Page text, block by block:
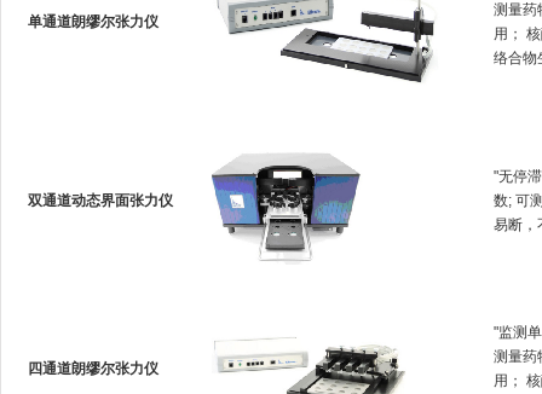
单通道朗缪尔张力仪
测量药
用
络合物
双通道动态界面张力仪
"无停
数; 可
易断
四通道朗缪尔张力仪
"监测单
测量药
用